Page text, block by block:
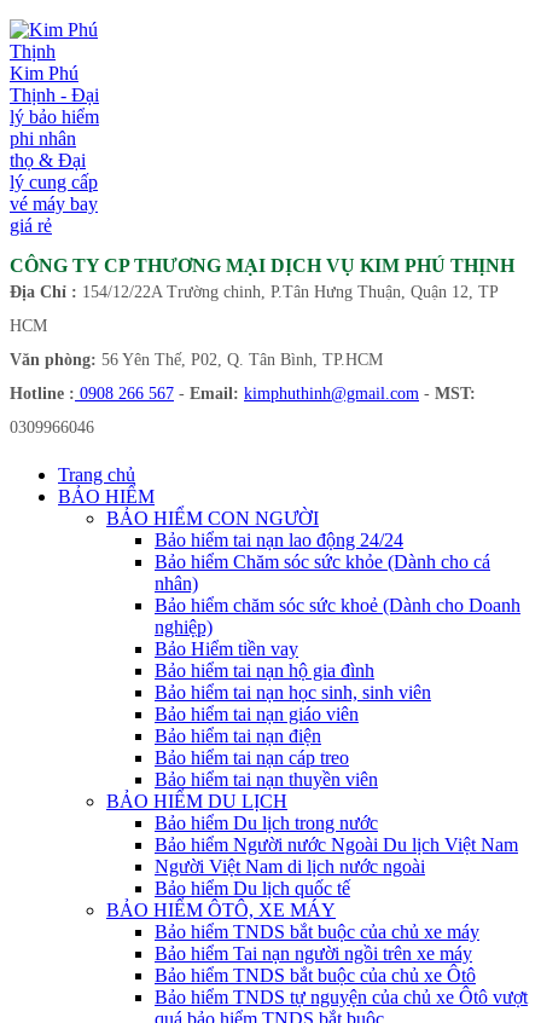
Kim Phú
Thịnh - Đại
lý bảo hiểm
phi nhân
thọ & Đại
lý cung cấp
vé máy bay
giá rẻ
CÔNG TY CP THƯƠNG MẠI DỊCH VỤ KIM PHÚ THỊNH
Địa Chỉ : 154/12/22A Trường chinh, P.Tân Hưng Thuận, Quận 12, TP
HCM
Văn phòng: 56 Yên Thế, P02, Q. Tân Bình, TP.HCM
Hotline : 0908 266 567 - Email: kimphuthinh@gmail.com - MST:
0309966046
Trang chủ
BẢO HIỂM
BẢO HIỂM CON NGƯỜI
Bảo hiểm tai nạn lao động 24/24
Bảo hiểm Chăm sóc sức khỏe (Dành cho cá
nhân)
Bảo hiểm chăm sóc sức khoẻ (Dành cho Doanh
nghiệp)
Bảo Hiểm tiền vay
Bảo hiểm tai nạn hộ gia đình
Bảo hiểm tai nạn học sinh, sinh viên
Bảo hiểm tai nạn giáo viên
Bảo hiểm tai nạn điện
Bảo hiểm tai nạn cáp treo
Bảo hiểm tai nạn thuyền viên
BẢO HIỂM DU LỊCH
Bảo hiểm Du lịch trong nước
Bảo hiểm Người nước Ngoài Du lịch Việt Nam
Người Việt Nam di lịch nước ngoài
Bảo hiểm Du lịch quốc tế
BẢO HIỂM ÔTÔ, XE MÁY
Bảo hiểm TNDS bắt buộc của chủ xe máy
Bảo hiểm Tai nạn người ngồi trên xe máy
Bảo hiểm TNDS bắt buộc của chủ xe Ôtô
Bảo hiểm TNDS tự nguyện của chủ xe Ôtô vượt
quá bảo hiểm TNDS bắt buộc